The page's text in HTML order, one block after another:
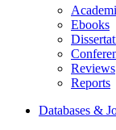
Ebooks
Reviews
Reports
Databases &